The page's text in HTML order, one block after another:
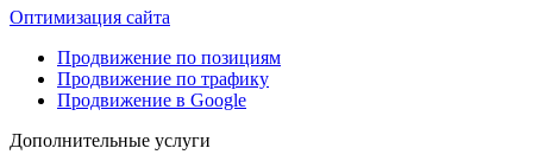
Оптимизация сайта
Продвижение по позициям
Продвижение по трафику
Продвижение в Google
Дополнительные услуги